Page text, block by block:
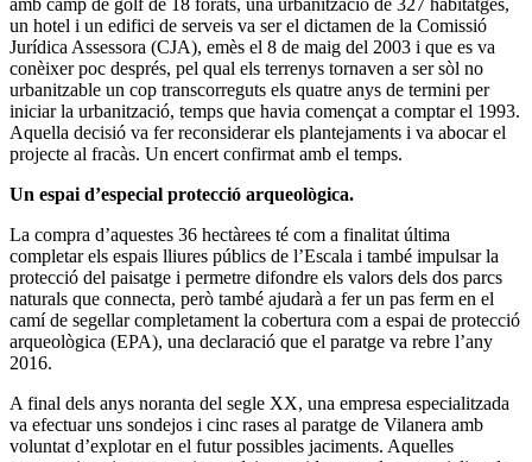
un hotel i un edifici de serveis va ser el dictamen de la Comissió
Jurídica Assessora (CJA), emès el 8 de maig del 2003 i que es va
conèixer poc després, pel qual els terrenys tornaven a ser sòl no
urbanitzable un cop transcorreguts els quatre anys de termini per
iniciar la urbanització, temps que havia començat a comptar el 1993.
Aquella decisió va fer reconsiderar els plantejaments i va abocar el
projecte al fracàs. Un encert confirmat amb el temps.
Un espai d’especial protecció arqueològica.
La compra d’aquestes 36 hectàrees té com a finalitat última
completar els espais lliures públics de l’Escala i també impulsar la
protecció del paisatge i permetre difondre els valors dels dos parcs
naturals que connecta, però també ajudarà a fer un pas ferm en el
camí de segellar completament la cobertura com a espai de protecció
arqueològica (EPA), una declaració que el paratge va rebre l’any
2016.
A final dels anys noranta del segle XX, una empresa especialitzada
va efectuar uns sondejos i cinc rases al paratge de Vilanera amb
voluntat d’explotar en el futur possibles jaciments. Aquelles